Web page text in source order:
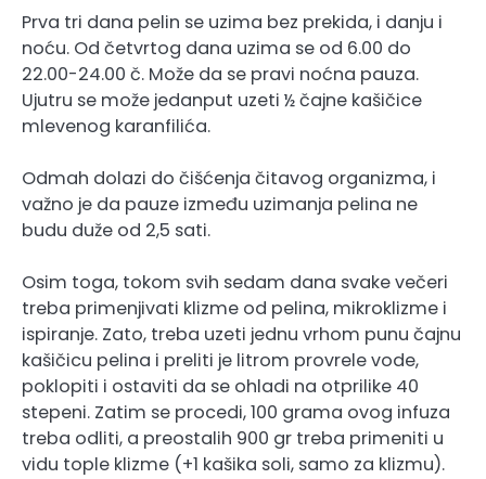
Prva tri dana pelin se uzima bez prekida, i danju i
noću. Od četvrtog dana uzima se od 6.00 do
22.00-24.00 č. Može da se pravi noćna pauza.
Ujutru se može jedanput uzeti ½ čajne kašičice
mlevenog karanfilića.
Odmah dolazi do čišćenja čitavog organizma, i
važno je da pauze između uzimanja pelina ne
budu duže od 2,5 sati.
Osim toga, tokom svih sedam dana svake večeri
treba primenjivati klizme od pelina, mikroklizme i
ispiranje. Zato, treba uzeti jednu vrhom punu čajnu
kašičicu pelina i preliti je litrom provrele vode,
poklopiti i ostaviti da se ohladi na otprilike 40
stepeni. Zatim se procedi, 100 grama ovog infuza
treba odliti, a preostalih 900 gr treba primeniti u
vidu tople klizme (+1 kašika soli, samo za klizmu).